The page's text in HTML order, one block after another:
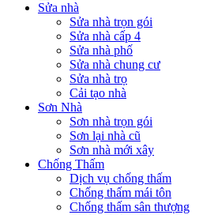
Sửa nhà
Sửa nhà trọn gói
Sửa nhà cấp 4
Sửa nhà phố
Sửa nhà chung cư
Sửa nhà trọ
Cải tạo nhà
Sơn Nhà
Sơn nhà trọn gói
Sơn lại nhà cũ
Sơn nhà mới xây
Chống Thấm
Dịch vụ chống thấm
Chống thấm mái tôn
Chống thấm sân thượng